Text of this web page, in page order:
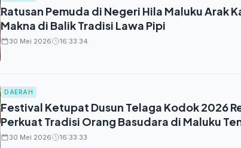
Ratusan Pemuda di Negeri Hila Maluku Arak
Makna di Balik Tradisi Lawa Pipi
30 Mei 2026 16:33:34
DAERAH
Festival Ketupat Dusun Telaga Kodok 2026
Perkuat Tradisi Orang Basudara di Maluku
30 Mei 2026 16:33:33